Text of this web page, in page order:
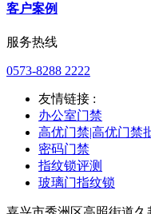
客户案例
服务热线
0573-8288 2222
友情链接 :
办公室门禁
高优门禁|高优门禁
密码门禁
指纹锁评测
玻璃门指纹锁